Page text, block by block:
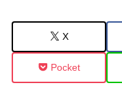
X
Pocket